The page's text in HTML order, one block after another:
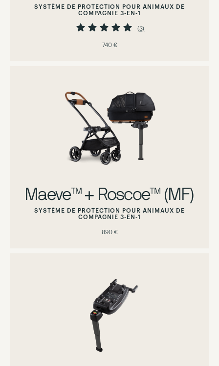
SYSTÈME DE PROTECTION POUR ANIMAUX DE
COMPAGNIE 3-EN-1
Évaluation:
(3)
740 €
Maeve™ + Roscoe™ (MF)
SYSTÈME DE PROTECTION POUR ANIMAUX DE
COMPAGNIE 3-EN-1
890 €